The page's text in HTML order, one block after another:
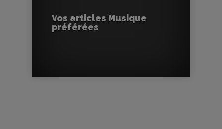
Vos articles Musique
préférées